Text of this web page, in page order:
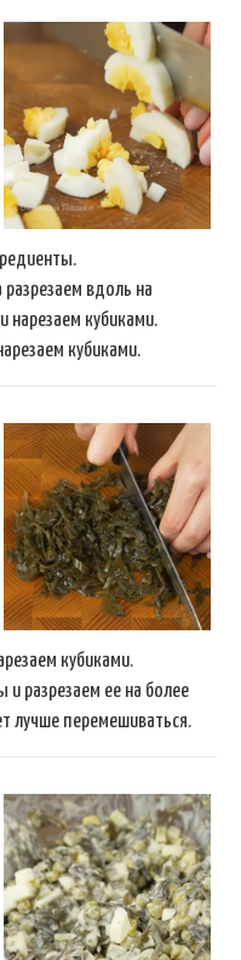
вдоль на
нарезаем кубиками.
кубиками.
кубиками.
и разрезаем ее на более
лучше перемешиваться.